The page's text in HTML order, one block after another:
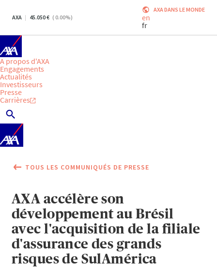
AXA 45.050 ( 0.00%)
AXA DANS LE MONDE
en
fr
A propos d'AXA
Engagements
Actualités
Investisseurs
Presse
Carrières
TOUS LES COMMUNIQUÉS DE PRESSE
AXA accélère son
développement au Brésil
avec l'acquisition de la filiale
d'assurance des grands
risques de SulAmérica